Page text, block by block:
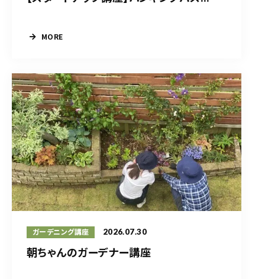
MORE
ガーデニング講座 2026.07.30
朝ちゃんのガーデナー講座